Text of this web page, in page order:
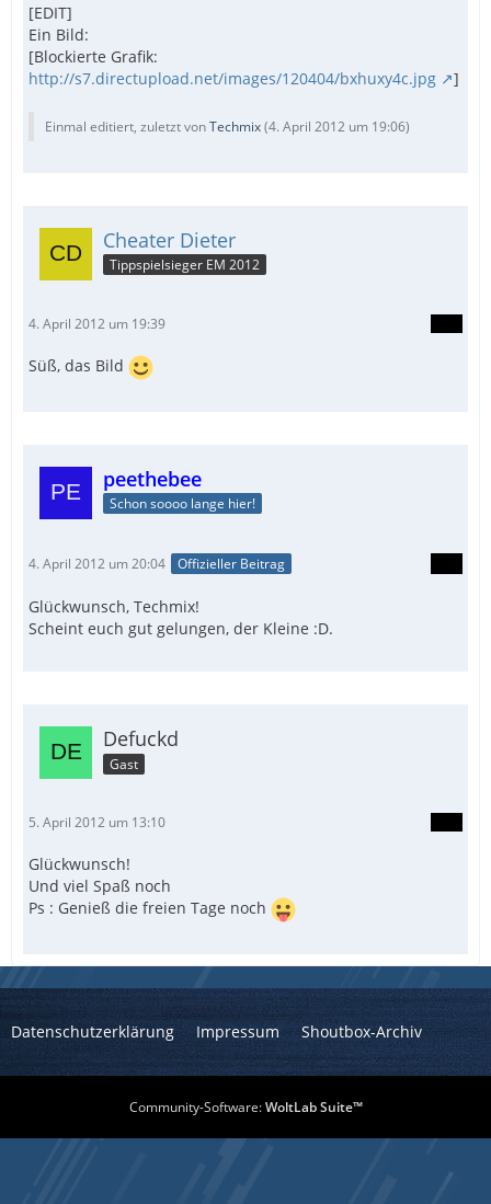
[EDIT]
Ein Bild:
[Blockierte Grafik:
http://s7.directupload.net/images/120404/bxhuxy4c.jpg
]
Einmal editiert, zuletzt vonTechmix(4. April 2012 um 19:06)
Cheater Dieter
Tippspielsieger EM 2012
4. April 2012 um 19:39
Süß, das Bild
peethebee
Schon soooo lange hier!
4. April 2012 um 20:04 Offizieller Beitrag
Glückwunsch, Techmix!
Scheint euch gut gelungen, der Kleine :D.
Defuckd
Gast
5. April 2012 um 13:10
Glückwunsch!
Und viel Spaß noch
Ps : Genieß die freien Tage noch
Datenschutzerklärung Impressum Shoutbox-Archiv
Community-Software:WoltLab Suite™